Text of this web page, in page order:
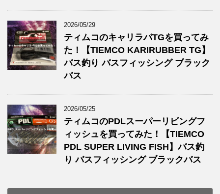
2026/05/29
ティムコのキャリラバTGを買ってみ
た！【TIEMCO KARIRUBBER TG】
バス釣り バスフィッシング ブラック
バス
2026/05/25
ティムコのPDLスーパーリビングフ
ィッシュを買ってみた！【TIEMCO
PDL SUPER LIVING FISH】バス釣
り バスフィッシング ブラックバス